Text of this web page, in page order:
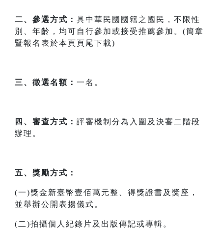
二、參選方式： 具中華民國國籍之國民，不限性
別、年齡，均可自行參加或接受推薦參加。(簡章
暨報名表於本頁頁尾下載)
三、徵選名額： 一名。
四、審查方式： 評審機制分為入圍及決審二階段
辦理。
五、獎勵方式：
(一)獎金新臺幣壹佰萬元整、得獎證書及獎座，
並舉辦公開表揚儀式。
(二)拍攝個人紀錄片及出版傳記或專輯。